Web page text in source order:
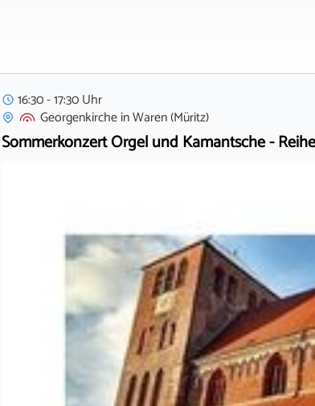
16:30 - 17:30 Uhr
GeorgenkircheinWaren (Müritz)
Sommerkonzert Orgel und Kamantsche -